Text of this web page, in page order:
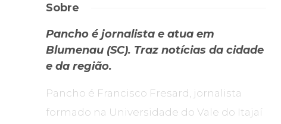
Sobre
Pancho é jornalista e atua em
Blumenau (SC). Traz notícias da cidade
e da região.
Pancho é Francisco Fresard, jornalista
formado na Universidade do Vale do Itajaí